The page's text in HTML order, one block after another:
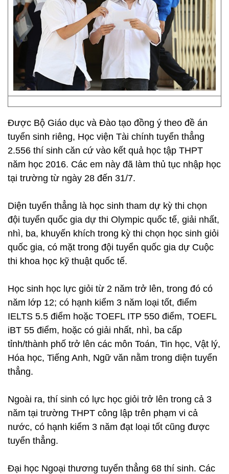
Được Bộ Giáo dục và Đào tạo đồng ý theo đề án
tuyển sinh riêng, Học viện Tài chính tuyển thẳng
2.556 thí sinh căn cứ vào kết quả học tập THPT
năm học 2016. Các em này đã làm thủ tục nhập học
tại trường từ ngày 28 đến 31/7.
Diện tuyển thẳng là học sinh tham dự kỳ thi chọn
đội tuyển quốc gia dự thi Olympic quốc tế, giải nhất,
nhì, ba, khuyến khích trong kỳ thi chọn học sinh giỏi
quốc gia, có mặt trong đội tuyển quốc gia dự Cuộc
thi khoa học kỹ thuật quốc tế.
Học sinh học lực giỏi từ 2 năm trở lên, trong đó có
năm lớp 12; có hạnh kiểm 3 năm loại tốt, điểm
IELTS 5.5 điểm hoặc TOEFL ITP 550 điểm, TOEFL
iBT 55 điểm, hoặc có giải nhất, nhì, ba cấp
tỉnh/thành phố trở lên các môn Toán, Tin học, Vật lý,
Hóa học, Tiếng Anh, Ngữ văn nằm trong diện tuyển
thẳng.
Ngoài ra, thí sinh có lực học giỏi trở lên trong cả 3
năm tại trường THPT công lập trên phạm vi cả
nước, có hạnh kiểm 3 năm đạt loại tốt cũng được
tuyển thẳng.
Đại học Ngoại thương tuyển thẳng 68 thí sinh. Các